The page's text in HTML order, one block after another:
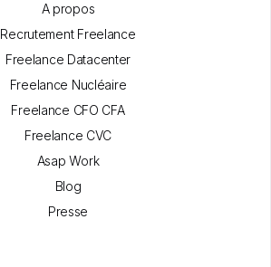
A propos
Recrutement Freelance
Freelance Datacenter
Freelance Nucléaire
Freelance CFO CFA
Freelance CVC
Asap Work
Blog
Presse